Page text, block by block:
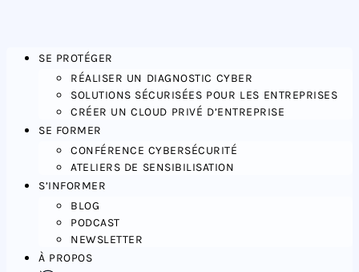
SE PROTÉGER
RÉALISER UN DIAGNOSTIC CYBER
SOLUTIONS SÉCURISÉES POUR LES ENTREPRISES
CRÉER UN CLOUD PRIVÉ D’ENTREPRISE
SE FORMER
CONFÉRENCE CYBERSÉCURITÉ
ATELIERS DE SENSIBILISATION
S’INFORMER
BLOG
PODCAST
NEWSLETTER
À PROPOS